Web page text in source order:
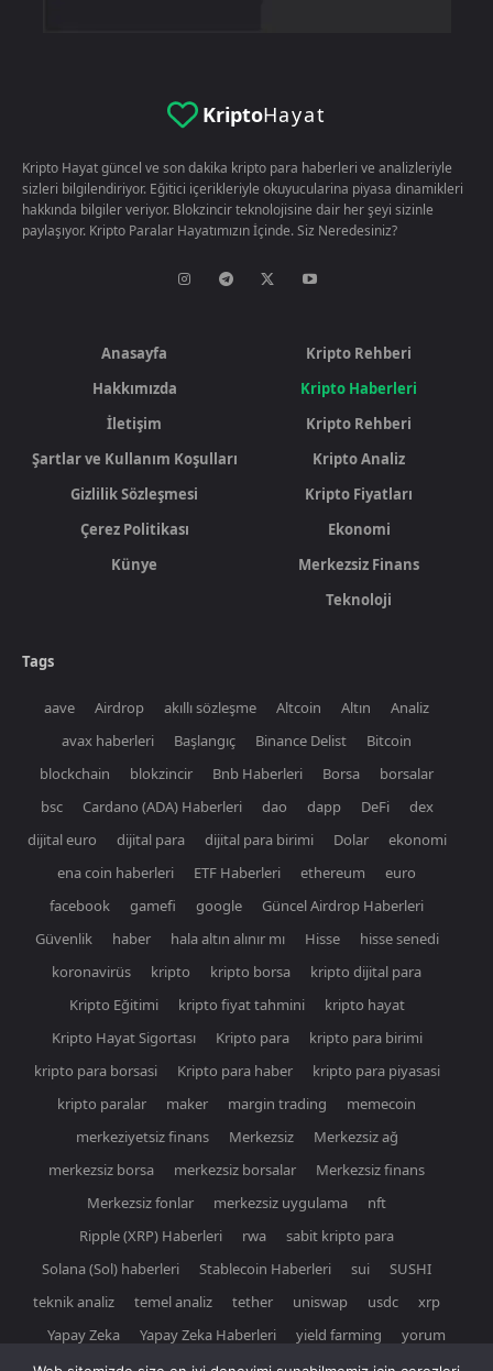
KriptoHayat
Kripto Hayat güncel ve son dakika kripto para haberleri ve analizleriyle
sizleri bilgilendiriyor. Eğitici içerikleriyle okuyucularina piyasa dinamikleri
hakkında bilgiler veriyor. Blokzincir teknolojisine dair her şeyi sizinle
paylaşıyor. Kripto Paralar Hayatımızın İçinde. Siz Neredesiniz?
Anasayfa
Hakkımızda
İletişim
Şartlar ve Kullanım Koşulları
Gizlilik Sözleşmesi
Çerez Politikası
Künye
Kripto Rehberi
Kripto Haberleri
Kripto Rehberi
Kripto Analiz
Kripto Fiyatları
Ekonomi
Merkezsiz Finans
Teknoloji
Tags
aave Airdrop akıllı sözleşme Altcoin Altın
Analiz
avax haberleri
Başlangıç Binance Delist
Bitcoin
blockchain
blokzincir Bnb Haberleri Borsa
borsalar
bsc
Cardano (ADA) Haberleri dao dapp DeFi
dex
dijital euro
dijital para dijital para birimi Dolar
ekonomi
ena coin haberleri
ETF Haberleri ethereum
euro
facebook
gamefi google
Güncel Airdrop Haberleri
Güvenlik
haber hala altın alınır mı Hisse
hisse senedi
koronavirüs
kripto kripto borsa
kripto dijital para
Kripto Eğitimi
kripto fiyat tahmini
kripto hayat
Kripto Hayat Sigortası
Kripto para
kripto para birimi
kripto para borsasi
Kripto para haber
kripto para piyasasi
kripto paralar
maker margin trading
memecoin
merkeziyetsiz finans
Merkezsiz
Merkezsiz ağ
merkezsiz borsa
merkezsiz borsalar
Merkezsiz finans
Merkezsiz fonlar
merkezsiz uygulama
nft
Ripple (XRP) Haberleri
rwa
sabit kripto para
Solana (Sol) haberleri
Stablecoin Haberleri sui
SUSHI
teknik analiz
temel analiz tether uniswap usdc
xrp
Yapay Zeka
Yapay Zeka Haberleri yield farming yorum